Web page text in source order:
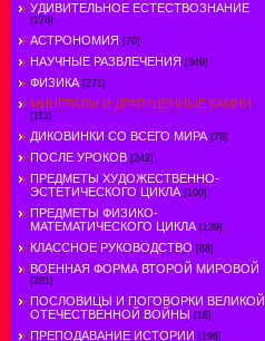
УДИВИТЕЛЬНОЕ ЕСТЕСТВОЗНАНИЕ
[178]
АСТРОНОМИЯ [70]
НАУЧНЫЕ РАЗВЛЕЧЕНИЯ [349]
ФИЗИКА [271]
МИНЕРАЛЫ И ДРАГОЦЕННЫЕ КАМНИ
[112]
ДИКОВИНКИ СО ВСЕГО МИРА [78]
ПОСЛЕ УРОКОВ [242]
ПРЕДМЕТЫ ХУДОЖЕСТВЕННО-
ЭСТЕТИЧЕСКОГО ЦИКЛА [100]
ПРЕДМЕТЫ ФИЗИКО-
МАТЕМАТИЧЕСКОГО ЦИКЛА [139]
КЛАССНОЕ РУКОВОДСТВО [88]
ВОЕННАЯ ФОРМА ВТОРОЙ МИРОВОЙ
[281]
ПОСЛОВИЦЫ И ПОГОВОРКИ ВЕЛИКОЙ
ОТЕЧЕСТВЕННОЙ ВОЙНЫ [18]
ПРЕПОДАВАНИЕ ИСТОРИИ [196]